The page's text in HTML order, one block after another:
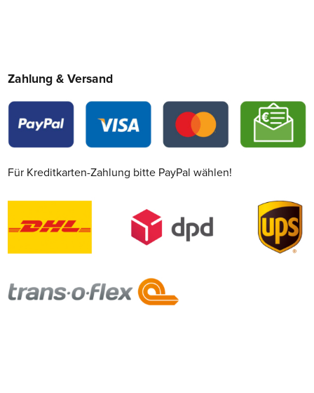
Zahlung & Versand
Für Kreditkarten-Zahlung bitte PayPal wählen!